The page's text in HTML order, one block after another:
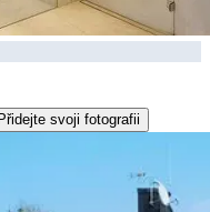
svoji fotografii